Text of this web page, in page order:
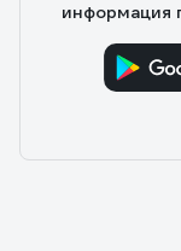
информация